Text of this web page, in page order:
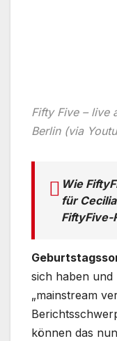
Fifty Five – live
Berlin (via
Wie
für
FiftyFive-
sich haben und
„mainstream
können das